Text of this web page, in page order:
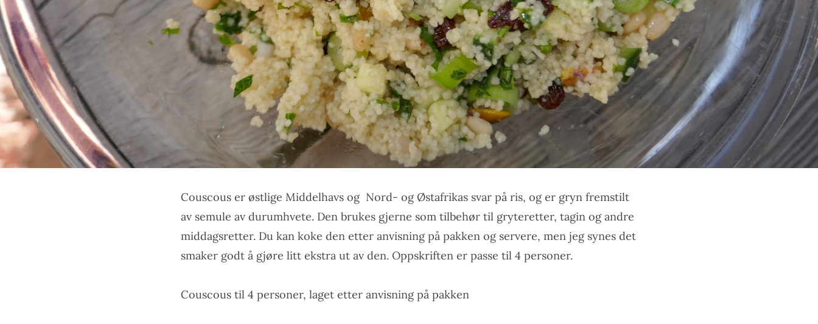
Couscous er østlige Middelhavs og Nord- og Østafrikas svar på ris, og er gryn fremstilt
av semule av durumhvete. Den brukes gjerne som tilbehør til gryteretter, tagin og andre
middagsretter. Du kan koke den etter anvisning på pakken og servere, men jeg synes det
smaker godt å gjøre litt ekstra ut av den. Oppskriften er passe til 4 personer.
Couscous til 4 personer, laget etter anvisning på pakken